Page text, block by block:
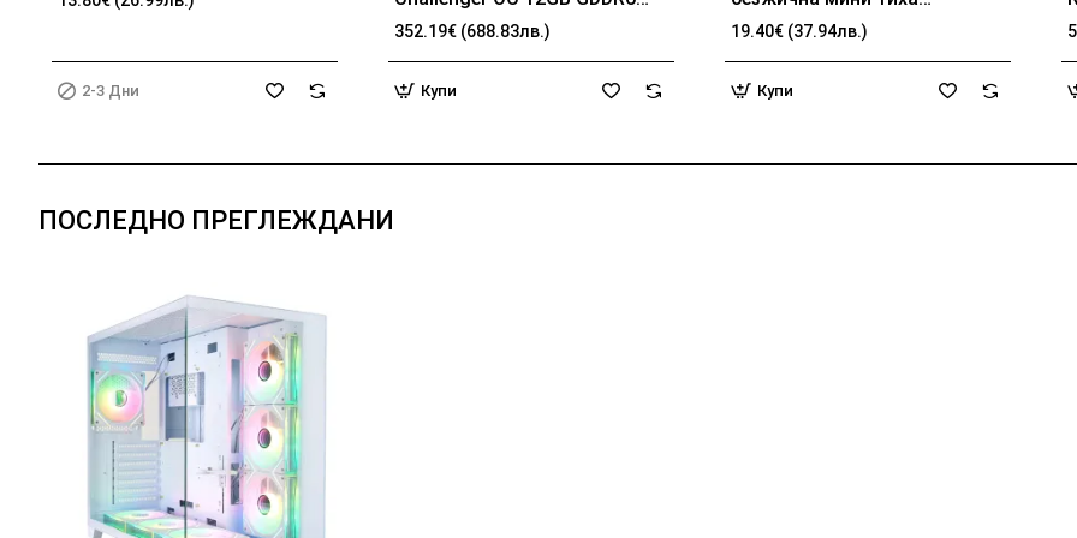
2-3 Дни
192-bit HDMI 3x DP
352.19€ (688.83лв.)
Купи
клавиатура, Multi-mode,
презареждаема батерия,
19.40€ (37.94лв.)
Купи
ПОСЛЕДНО ПРЕГЛЕЖДАНИ